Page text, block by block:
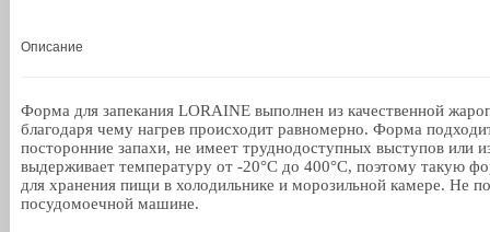
Описание
Форма для запекания LORAINE выполнен из качественной
благодаря чему нагрев происходит равномерно. Форма
посторонние запахи, не имеет труднодоступных выступов или
выдерживает температуру от -20°С до 400°С, поэтому такую
для хранения пищи в холодильнике и морозильной камере. Не
посудомоечной машине.